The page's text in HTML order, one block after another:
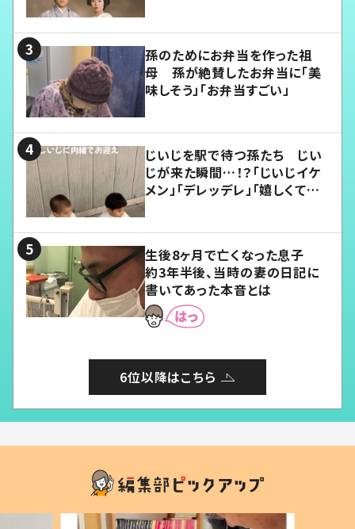
孫のためにお弁当を作った祖
母 孫が絶賛したお弁当に「美
味しそう」「お弁当すごい」
じいじを駅で待つ孫たち じい
じが来た瞬間…！？「じいじイケ
メン」「デレッデレ」「嬉しくて可
生後8ヶ月で亡くなった息子
約3年半後、当時の妻の日記に
書いてあった本音とは
6位以降はこちら